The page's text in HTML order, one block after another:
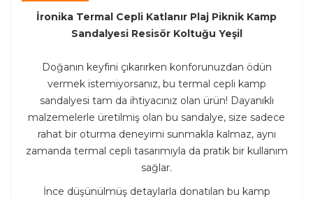
İronika Termal Cepli Katlanır Plaj Piknik Kamp
Sandalyesi Resisör Koltuğu Yeşil
Doğanın keyfini çıkarırken konforunuzdan ödün
vermek istemiyorsanız, bu termal cepli kamp
sandalyesi tam da ihtiyacınız olan ürün! Dayanıklı
malzemelerle üretilmiş olan bu sandalye, size sadece
rahat bir oturma deneyimi sunmakla kalmaz, aynı
zamanda termal cepli tasarımıyla da pratik bir kullanım
sağlar.
İnce düşünülmüş detaylarla donatılan bu kamp